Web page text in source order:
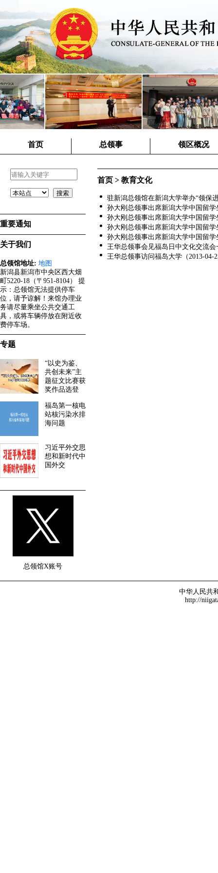
首页 总领事 领区概况
重要通知
关于我们
总领馆地址: 地图
新潟县新潟市中央区西大畑
町5220-18（〒951-8104） 提
示：总领馆无法提供停车
位，请予谅解！来馆办理业
务请尽量乘坐公共交通工
具，或将车辆停放在附近收
费停车场。
专题
“以史为鉴、
共创未来”主
题征文比赛获
奖作品选登
福岛第一核电
站核污染水排
海问题
习近平外交思
想和新时代中
国外交
总领馆X账号
首页 > 教育文化
驻新潟总领馆在新潟大学举办“领保
孙大刚总领事出席新潟大学中国留学
孙大刚总领事出席新潟大学中国留学
孙大刚总领事出席新潟大学中国留学
孙大刚总领事出席新潟大学中国留学
王华总领事会见福岛日中文化交流会
王华总领事访问福岛大学（2013-04-
中华人民共
http://